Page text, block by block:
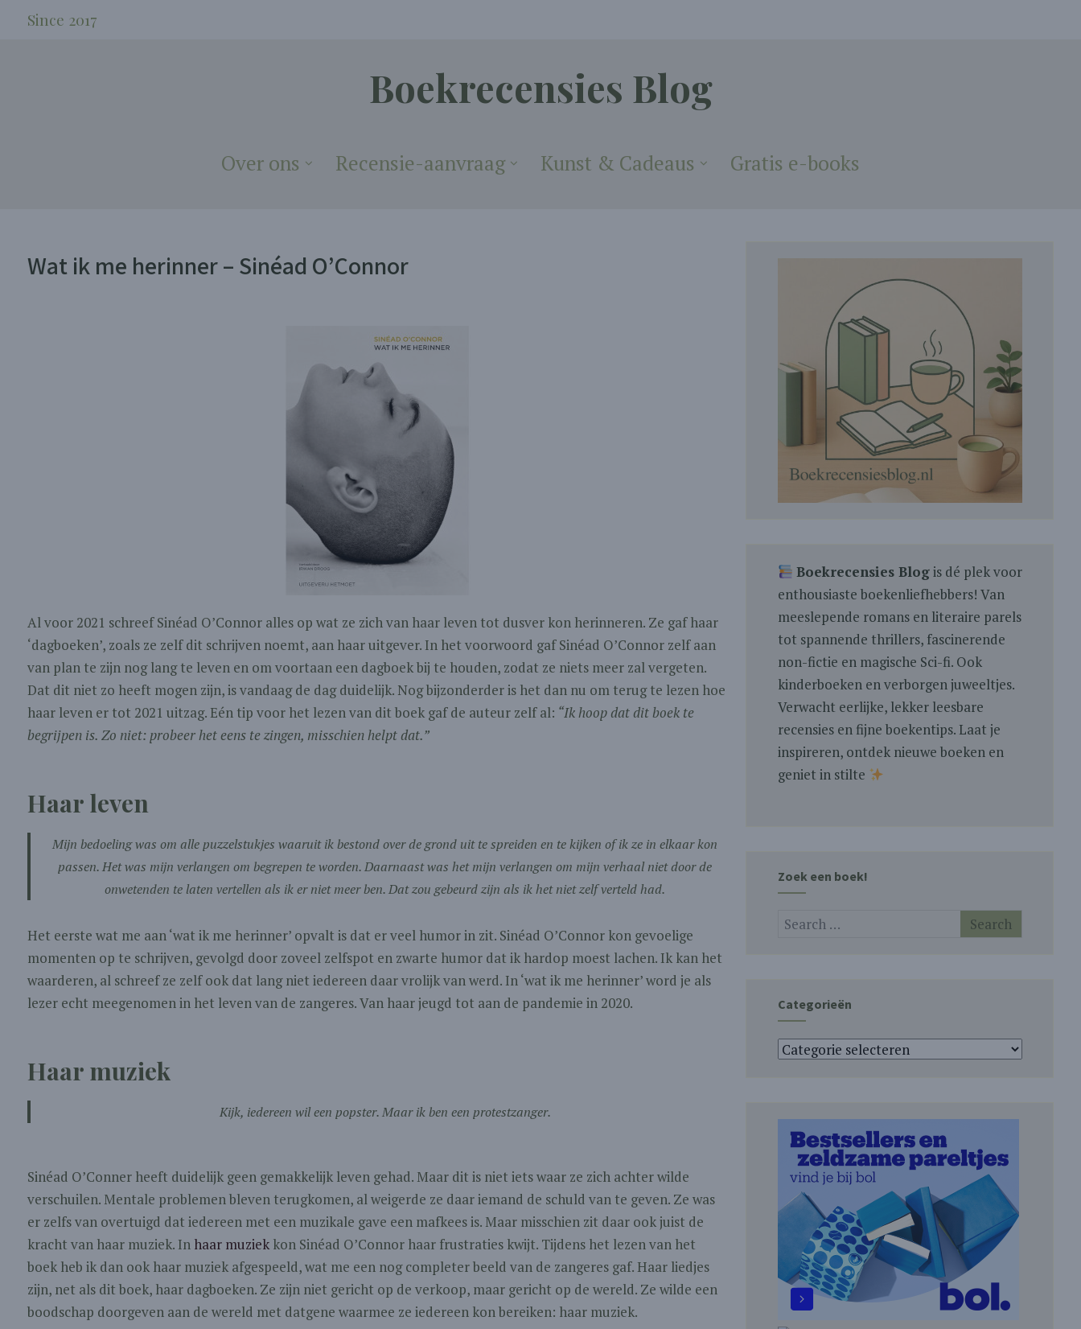
Since 2017
Boekrecensies Blog
Over ons Recensie-aanvraag Kunst & Cadeaus Gratis e-books
Wat ik me herinner – Sinéad O’Connor
Al voor 2021 schreef Sinéad O’Connor alles op wat ze zich van haar leven tot dusver kon herinneren. Ze gaf haar
‘dagboeken’, zoals ze zelf dit schrijven noemt, aan haar uitgever. In het voorwoord gaf Sinéad O’Connor zelf aan
van plan te zijn nog lang te leven en om voortaan een dagboek bij te houden, zodat ze niets meer zal vergeten.
Dat dit niet zo heeft mogen zijn, is vandaag de dag duidelijk. Nog bijzonderder is het dan nu om terug te lezen hoe
haar leven er tot 2021 uitzag. Eén tip voor het lezen van dit boek gaf de auteur zelf al: “Ik hoop dat dit boek te
begrijpen is. Zo niet: probeer het eens te zingen, misschien helpt dat.”
Haar leven
Mijn bedoeling was om alle puzzelstukjes waaruit ik bestond over de grond uit te spreiden en te kijken of ik ze in elkaar kon
passen. Het was mijn verlangen om begrepen te worden. Daarnaast was het mijn verlangen om mijn verhaal niet door de
onwetenden te laten vertellen als ik er niet meer ben. Dat zou gebeurd zijn als ik het niet zelf verteld had.
Het eerste wat me aan ‘wat ik me herinner’ opvalt is dat er veel humor in zit. Sinéad O’Connor kon gevoelige
momenten op te schrijven, gevolgd door zoveel zelfspot en zwarte humor dat ik hardop moest lachen. Ik kan het
waarderen, al schreef ze zelf ook dat lang niet iedereen daar vrolijk van werd. In ‘wat ik me herinner’ word je als
lezer echt meegenomen in het leven van de zangeres. Van haar jeugd tot aan de pandemie in 2020.
Haar muziek
Kijk, iedereen wil een popster. Maar ik ben een protestzanger.
Sinéad O’Conner heeft duidelijk geen gemakkelijk leven gehad. Maar dit is niet iets waar ze zich achter wilde
verschuilen. Mentale problemen bleven terugkomen, al weigerde ze daar iemand de schuld van te geven. Ze was
er zelfs van overtuigd dat iedereen met een muzikale gave een mafkees is. Maar misschien zit daar ook juist de
kracht van haar muziek. In haar muziekkon Sinéad O’Connor haar frustraties kwijt. Tijdens het lezen van het
boek heb ik dan ook haar muziek afgespeeld, wat me een nog completer beeld van de zangeres gaf. Haar liedjes
zijn, net als dit boek, haar dagboeken. Ze zijn niet gericht op de verkoop, maar gericht op de wereld. Ze wilde een
boodschap doorgeven aan de wereld met datgene waarmee ze iedereen kon bereiken: haar muziek.
Boekrecensies Blogis dé plek voor
enthousiaste boekenliefhebbers! Van
meeslepende romans en literaire parels
tot spannende thrillers, fascinerende
non-fictie en magische Sci-fi. Ook
kinderboeken en verborgen juweeltjes.
Verwacht eerlijke, lekker leesbare
recensies en fijne boekentips. Laat je
inspireren, ontdek nieuwe boeken en
geniet in stilte
Zoek een boek!
Categorieën
Categorieën